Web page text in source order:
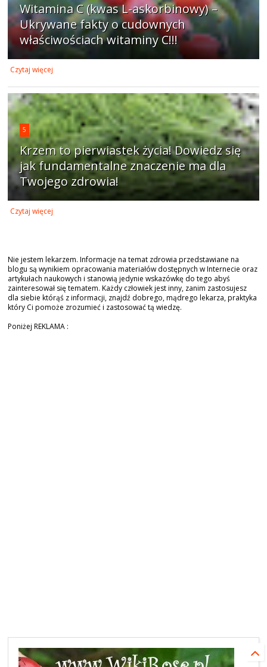
Witamina C (kwas L-askorbinowy) –
Ukrywane fakty o cudownych
właściwościach witaminy C!!!
Czytaj więcej
5
Krzem to pierwiastek życia! Dowiedz się
jak fundamentalne znaczenie ma dla
Twojego zdrowia!
Czytaj więcej
Nie jestem lekarzem. Informacje na temat zdrowia przedstawiane na
blogu są wynikiem opracowania materiałów dostępnych w Internecie oraz
artykułach naukowych i stanowią jedynie wskazówkę do tego abyś
zainteresował się tematem. Każdy człowiek jest inny, zanim zastosujesz
dla siebie którąś z informacji, znajdź dobrego, mądrego lekarza, praktyka
który Ci pomoże zrozumieć i zastosować tą wiedzę.
Poniżej REKLAMA :